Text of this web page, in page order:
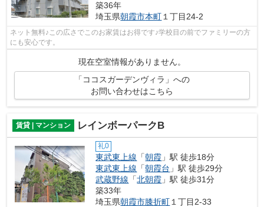
築36年
埼玉県朝霞市本町 １丁目24-2
ネット無料♪この広さでこのお家賃はお得です♪学校目の前でファミリーの方
にも安心です。
現在空室情報がありません。
「ココスガーデンヴィラ」への
お問い合わせはこちら
賃貸 | マンション レインボーパークB
礼0
東武東上線 「朝霞 」駅 徒歩18分
東武東上線 「朝霞台 」駅 徒歩29分
武蔵野線 「北朝霞 」駅 徒歩31分
築33年
埼玉県朝霞市膝折町 １丁目2-33